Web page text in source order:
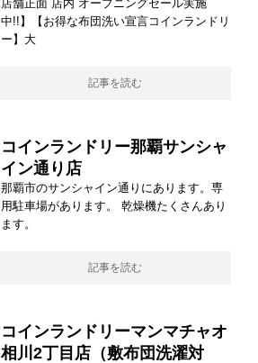
店舗正面 店内 オープニングセール実施
中!!】【お得な布団洗い宣言コインランドリ
ー】大
記事を読む
コインランドリー那覇サンシャ
イン通り店
那覇市のサンシャイン通りにあります。専
用駐車場があります。 乾燥機たくさんあり
ます。
記事を読む
コインランドリーマンマチャオ
相川2丁目店（敷布団洗濯対